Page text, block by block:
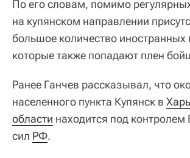
По его словам, помимо
на купянском направлении
большое количество иностранных
которые также попадают плен
Ранее Ганчев рассказывал, что
населенного пункта Купянск в
области находится под
сил РФ.